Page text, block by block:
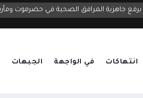
انتهاكات في الواجهة الجبهات